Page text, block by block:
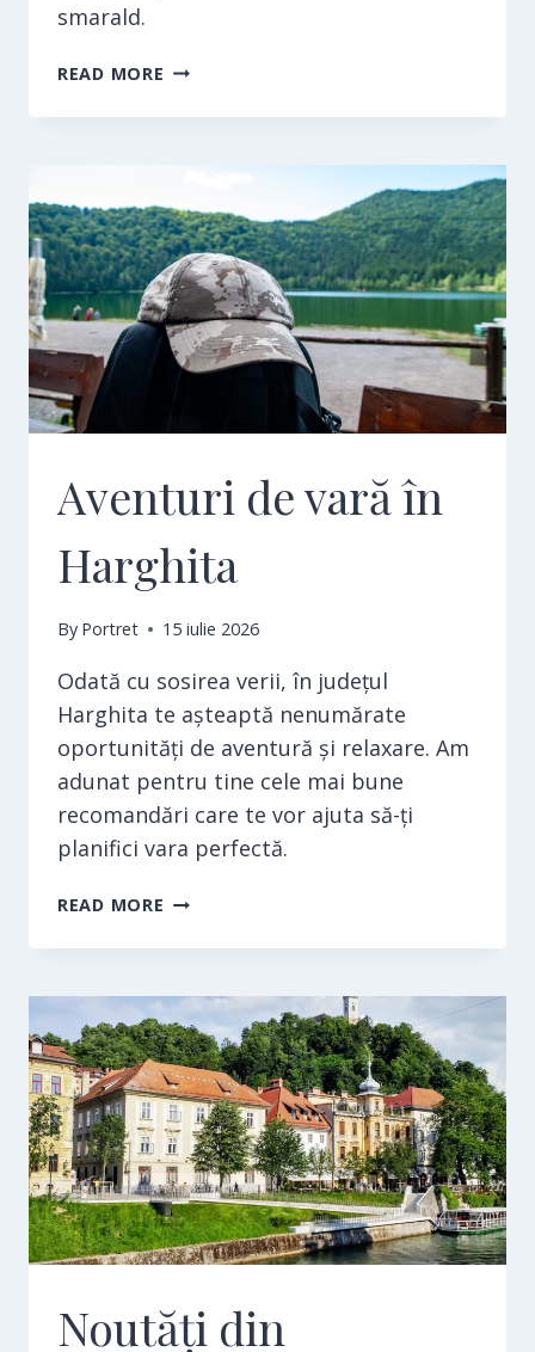
smarald.
READ MORE LACUL
O
BINEMERITATĂ
Aventuri de vară în
Harghita
By Portret 15 iulie 2026
Odată cu sosirea verii, în județul
Harghita te așteaptă nenumărate
oportunități de aventură și relaxare. Am
adunat pentru tine cele mai bune
recomandări care te vor ajuta să-ți
planifici vara perfectă.
READ MORE AVENTURI
VARĂ
HARGHITA
Noutăți din